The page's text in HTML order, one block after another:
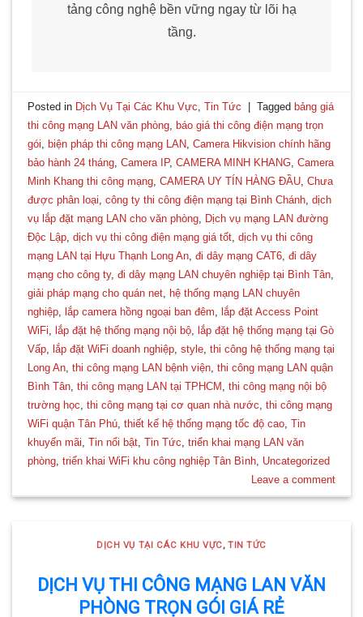
tảng công nghệ bền vững ngay từ lõi hạ
tầng.
Posted in Dịch Vụ Tại Các Khu Vực,Tin Tức Tagged bảng giá
thi công mạng LAN văn phòng, báo giá thi công điện mạng trọn
gói, biện pháp thi công mạng LAN,Camera Hikvision chính hãng
bảo hành 24 tháng,Camera IP,CAMERA MINH KHANG,Camera
Minh Khang thi công mạng,CAMERA UY TÍN HÀNG ĐẦU,Chưa
được phân loại,công ty thi công điện mạng tại Bình Chánh,dịch
vụ lắp đặt mạng LAN cho văn phòng, Dịch vụ mạng LAN đường
Độc Lập,dịch vụ thi công điện mạng giá tốt,dịch vụ thi công
mạng LAN tại Hựu Thạnh Long An,đi dây mạng CAT6,đi dây
mạng cho công ty,đi dây mạng LAN chuyên nghiệp tại Bình Tân,
giải pháp mạng cho quán net, hệ thống mạng LAN chuyên
nghiệp, lắp camera hồng ngoại ban đêm, lắp đặt Access Point
WiFi, lắp đặt hệ thống mạng nội bộ, lắp đặt hệ thống mạng tại Gò
Vấp, lắp đặt WiFi doanh nghiệp,style,thi công hệ thống mạng tại
Long An,thi công mạng LAN bệnh viện,thi công mạng LAN quận
Bình Tân,thi công mạng LAN tại TPHCM ,thi công mạng nội bộ
trường học,thi công mạng tại cơ quan nhà nước,thi công mạng
WiFi quận Tân Phú,thiết kế hệ thống mạng tốc độ cao,Tin
khuyến mãi,Tin nổi bật,Tin Tức,triển khai mạng LAN văn
phòng,triển khai WiFi khu công nghiệp Tân Bình, Uncategorized
Leave a comment
DỊCH VỤ TẠI CÁC KHU VỰC,TIN TỨC
DỊCH VỤ THI CÔNG MẠNG LAN VĂN
PHÒNG TRỌN GÓI GIÁ RẺ